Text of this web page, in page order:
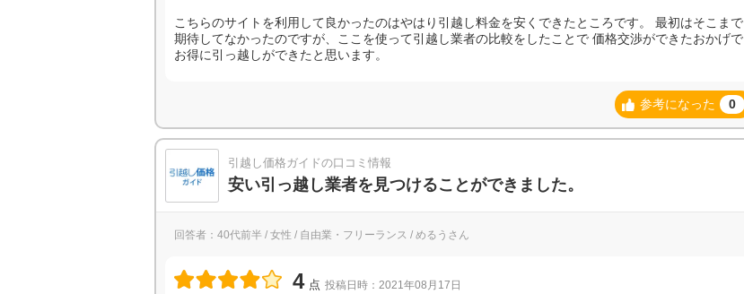
こちらのサイトを利用して良かったのはやはり引越し料金を安くできたところです。 最初はそこまで
期待してなかったのですが、ここを使って引越し業者の比較をしたことで 価格交渉ができたおかげで
お得に引っ越しができたと思います。
参考になった 0
引越し価格ガイドの口コミ情報
安い引っ越し業者を見つけることができました。
回答者：40代前半 / 女性 / 自由業・フリーランス / めるうさん
4 点 投稿日時：2021年08月17日